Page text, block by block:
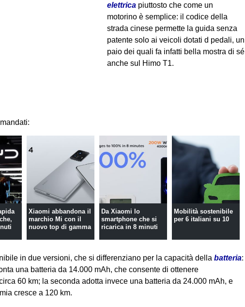
elettricapiuttosto che come un
motorino è semplice: il codice della
strada cinese permette la guida senza
patente solo ai veicoli dotati d pedali, un
paio dei quali fa infatti bella mostra di sé
anche sul Himo T1.
Xiaomi abbandona il
marchio Mi con il
nuovo top di gamma
Da Xiaomi lo
smartphone che si
ricarica in 8 minuti
Mobilità sostenibile
per 6 italiani su 10
in due versioni, che si differenziano per la capacità della batteria:
una batteria da 14.000 mAh, che consente di ottenere
60 km; la seconda adotta invece una batteria da 24.000 mAh, e
cresce a 120 km.